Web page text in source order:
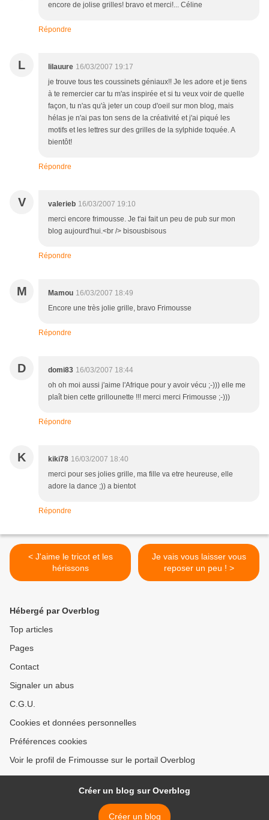
encore de jolise grilles! bravo et merci!... Céline
Répondre
L lilauure 16/03/2007 19:17
je trouve tous tes coussinets géniaux!! Je les adore et je tiens
à te remercier car tu m'as inspirée et si tu veux voir de quelle
façon, tu n'as qu'à jeter un coup d'oeil sur mon blog, mais
hélas je n'ai pas ton sens de la créativité et j'ai piqué les
motifs et les lettres sur des grilles de la sylphide toquée. A
bientôt!
Répondre
V valerieb 16/03/2007 19:10
merci encore frimousse. Je t'ai fait un peu de pub sur mon
blog aujourd'hui.<br /> bisousbisous
Répondre
M Mamou 16/03/2007 18:49
Encore une très jolie grille, bravo Frimousse
Répondre
D domi83 16/03/2007 18:44
oh oh moi aussi j'aime l'Afrique pour y avoir vécu ;-))) elle me
plaît bien cette grillounette !!! merci merci Frimousse ;-)))
Répondre
K kiki78 16/03/2007 18:40
merci pour ses jolies grille, ma fille va etre heureuse, elle
adore la dance ;)) a bientot
Répondre
< J'aime le tricot et les
hérissons
Je vais vous laisser vous
reposer un peu ! >
Hébergé par Overblog
Top articles
Pages
Contact
Signaler un abus
C.G.U.
Cookies et données personnelles
Préférences cookies
Voir le profil de Frimousse sur le portail Overblog
Créer un blog sur Overblog
Créer un blog